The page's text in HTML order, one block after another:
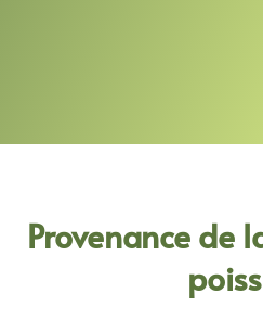
Provenance de